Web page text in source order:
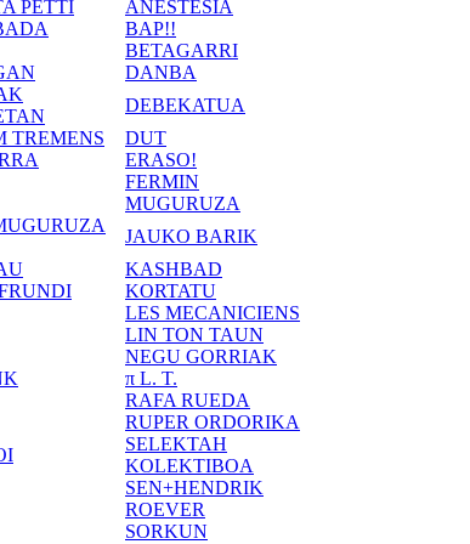
PETTI
ANESTESIA
BAP!!
BETAGARRI
DANBA
DEBEKATUA
TREMENS
DUT
ERASO!
FERMIN
MUGURUZA
JAUKO BARIK
KASHBAD
KORTATU
LES MECANICIENS
LIN TON TAUN
NEGU GORRIAK
π L. T.
RAFA RUEDA
RUPER ORDORIKA
SELEKTAH
KOLEKTIBOA
SEN+HENDRIK
ROEVER
SORKUN